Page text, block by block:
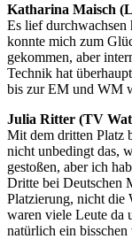
Katharina Maisch
Es lief durchwachsen
konnte mich zum
gekommen, aber
Technik hat
bis zur EM und WM
Julia Ritter (TV
Mit dem dritten Platz
nicht unbedingt das,
gestoßen, aber ich
Dritte bei Deutschen
Platzierung, nicht die
waren viele Leute da
natürlich ein bisschen